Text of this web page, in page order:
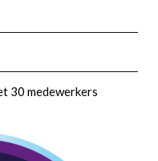
30 medewerkers